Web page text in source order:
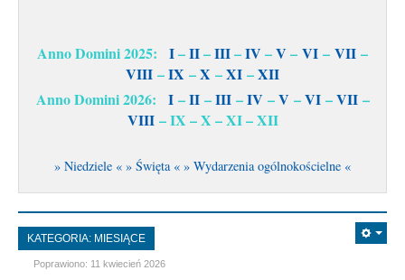
Anno Domini 2025: I–II–III–IV–V– VI – VII –
VIII –IX –X –XI –XII
Anno Domini 2026: I–II–III–IV–V–VI–VII–
VIII– IX – X – XI – XII
» Niedziele « » Święta « » Wydarzenia ogólnokościelne «
KATEGORIA: MIESIĄCE
Poprawiono: 11 kwiecień 2026